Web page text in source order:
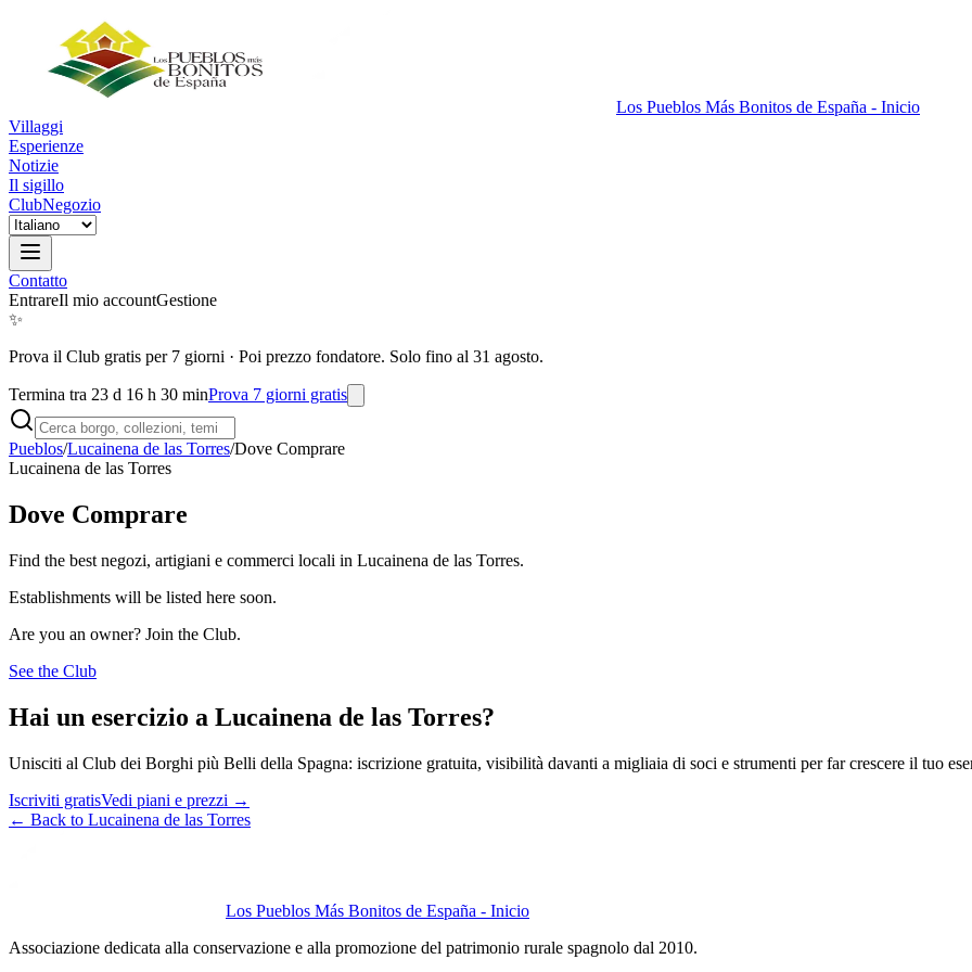
Los Pueblos Más Bonitos de España - Inicio
Villaggi
Esperienze
Notizie
Il sigillo
ClubNegozio
Contatto
EntrareIl mio accountGestione
✨
Prova il Club gratis per 7 giorni · Poi prezzo fondatore. Solo fino al 31 agosto.
Termina tra 23 d 16 h 30 minProva 7 giorni gratis
Pueblos/Lucainena de las Torres/Dove Comprare
Lucainena de las Torres
Dove Comprare
Find the best negozi, artigiani e commerci locali in Lucainena de las Torres.
Establishments will be listed here soon.
Are you an owner? Join the Club.
See the Club
Hai un esercizio a Lucainena de las Torres?
Unisciti al Club dei Borghi più Belli della Spagna: iscrizione gratuita, visibilità davanti a migliaia di soci e strumenti per far crescere il tuo
Iscriviti gratisVedi piani e prezzi →
← Back to Lucainena de las Torres
Los Pueblos Más Bonitos de España - Inicio
Associazione dedicata alla conservazione e alla promozione del patrimonio rurale spagnolo dal 2010.